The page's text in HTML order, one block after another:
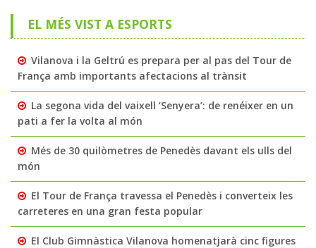
EL MÉS VIST A ESPORTS
Vilanova i la Geltrú es prepara per al pas del Tour de
França amb importants afectacions al trànsit
La segona vida del vaixell ‘Senyera’: de renéixer en un
pati a fer la volta al món
Més de 30 quilòmetres de Penedès davant els ulls del
món
El Tour de França travessa el Penedès i converteix les
carreteres en una gran festa popular
El Club Gimnàstica Vilanova homenatjarà cinc figures